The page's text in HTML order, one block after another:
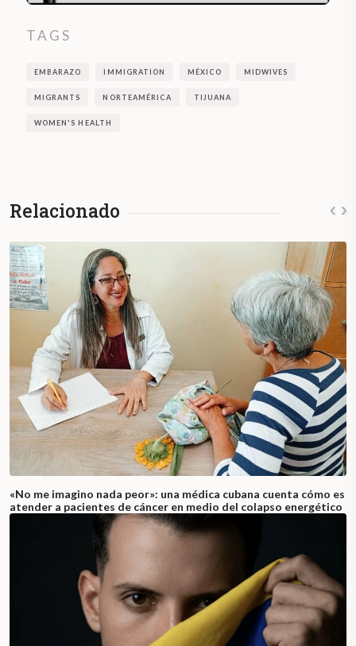
TAGS
EMBARAZO IMMIGRATION MÉXICO MIDWIVES
MIGRANTS NORTEAMÉRICA TIJUANA
WOMEN'S HEALTH
Relacionado
«No me imagino nada peor»: una médica cubana cuenta cómo es
atender a pacientes de cáncer en medio del colapso energético